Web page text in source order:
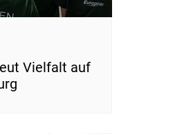
Vielfalt auf